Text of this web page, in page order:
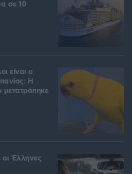
σε 10
είναι ο
Η
Έλληνες